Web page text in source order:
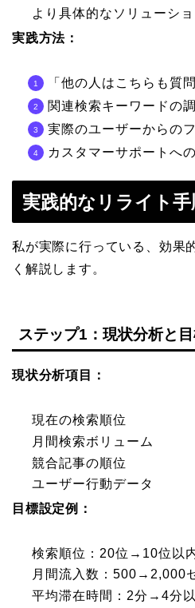
より具体的なソリューシ
実践方法：
「他の人はこちらも質
関連検索キーワードの
実際のユーザーからの
カスタマーサポートへ
実践的なリライト手
私が実際に行っている、効果
く解説します。
ステップ1：現状分析と
現状分析項目：
現在の検索順位
月間検索ボリューム
競合記事の順位
ユーザー行動データ
目標設定例：
検索順位：20位→10位以
月間流入数：500→2,000
平均滞在時間：2分→4分